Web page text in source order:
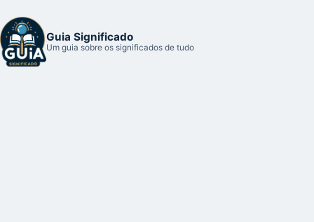
Guia Significado
Um guia sobre os significados de tudo